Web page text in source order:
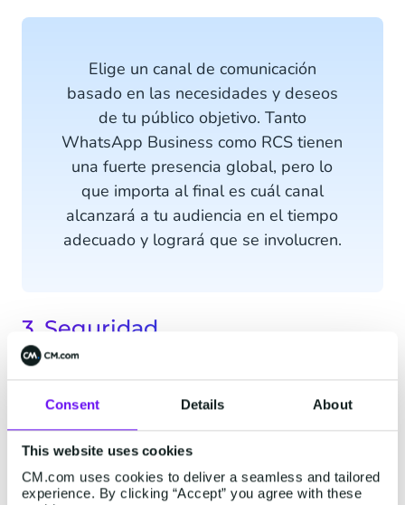
Consent Details About
This website uses cookies
CM.com uses cookies to deliver a seamless and tailored
experience. By clicking “Accept” you agree with these
Elige un canal de comunicación
basado en las necesidades y deseos
de tu público objetivo. Tanto
WhatsApp Business como RCS tienen
una fuerte presencia global, pero lo
que importa al final es cuál canal
alcanzará a tu audiencia en el tiempo
adecuado y logrará que se involucren.
3. Seguridad
En 2025, tres de cada cuatro organizaciones
smishing(phishing por SMS). Los estafadores se
credenciales, información personal e incluso